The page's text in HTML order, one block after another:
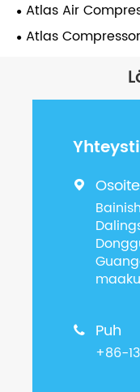
Atlas Air
huoltopakkaus
Atlas
 Osoite
 Puh
+86-